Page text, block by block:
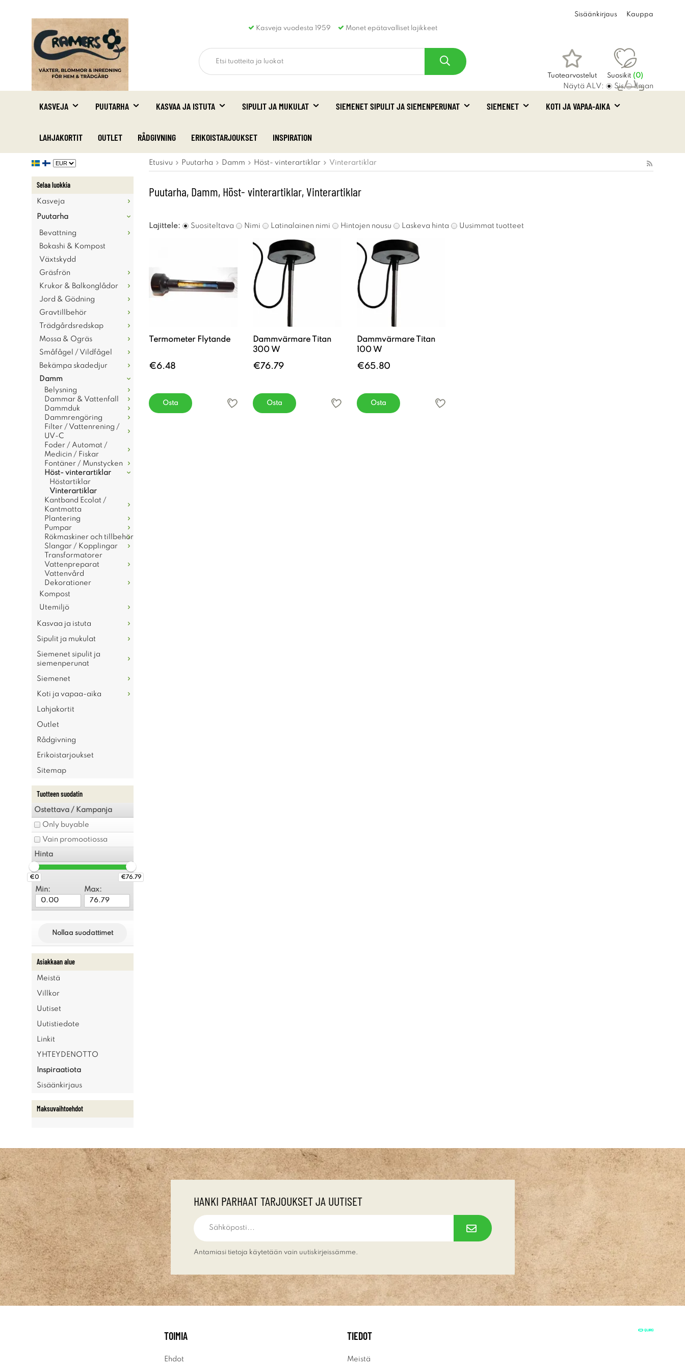
Kasveja vuodesta 1959 Monet epätavalliset lajikkeet
Sisäänkirjaus Kauppa
Tuotearvostelut Suosikit (0)
Ostoskori
Näytä ALV: Sis Ilman
KASVEJA PUUTARHA KASVAA JA ISTUTA SIPULIT JA MUKULAT SIEMENET SIPULIT JA SIEMENPERUNAT SIEMENET KOTI JA VAPAA-AIKA
LAHJAKORTIT OUTLET RÅDGIVNING ERIKOISTARJOUKSET INSPIRATION
Selaa luokkia
Kasveja
Puutarha
Bevattning
Bokashi & Kompost
Växtskydd
Gräsfrön
Krukor & Balkonglådor
Jord & Gödning
Gravtillbehör
Trädgårdsredskap
Mossa & Ogräs
Småfågel / Vildfågel
Bekämpa skadedjur
Damm
Belysning
Dammar & Vattenfall
Dammduk
Dammrengöring
Filter / Vattenrening /
UV-C
Foder / Automat /
Medicin / Fiskar
Fontäner / Munstycken
Höst- vinterartiklar
Höstartiklar
Vinterartiklar
Kantband Ecolat /
Kantmatta
Plantering
Pumpar
Rökmaskiner och tillbehör
Slangar / Kopplingar
Transformatorer
Vattenpreparat
Vattenvård
Dekorationer
Kompost
Utemiljö
Kasvaa ja istuta
Sipulit ja mukulat
Siemenet sipulit ja
siemenperunat
Siemenet
Koti ja vapaa-aika
Lahjakortit
Outlet
Rådgivning
Erikoistarjoukset
Sitemap
Tuotteen suodatin
Ostettava / Kampanja
Only buyable
Vain promootiossa
Hinta
€0 €76.79
Min: Max:
Nollaa suodattimet
Asiakkaan alue
Meistä
Villkor
Uutiset
Uutistiedote
Linkit
YHTEYDENOTTO
Inspiraatiota
Sisäänkirjaus
Maksuvaihtoehdot
Etusivu Puutarha Damm Höst- vinterartiklar Vinterartiklar
Puutarha, Damm, Höst- vinterartiklar, Vinterartiklar
Lajittele: Suositeltava Nimi Latinalainen nimi Hintojen nousu Laskeva hinta Uusimmat tuotteet
Termometer Flytande
€6.48
Osta
Dammvärmare Titan
300 W
€76.79
Osta
Dammvärmare Titan
100 W
€65.80
Osta
HANKI PARHAAT TARJOUKSET JA UUTISET
Antamiasi tietoja käytetään vain uutiskirjeissämme.
TOIMIA
Ehdot
TIEDOT
Meistä